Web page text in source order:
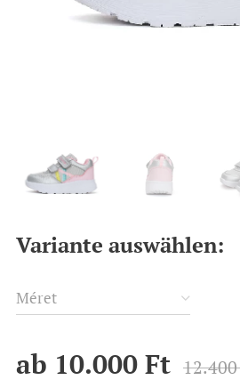
Variante auswählen:
Méret
ab 10.000 Ft 12.400